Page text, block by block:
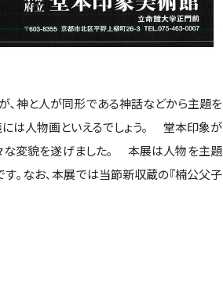
､神と人が同形である神話などから主題を
は人物画といえるでしょう｡ 堂本印象が
な変貌を遂げました｡ 本展は人物を主題
｡なお､本展では当節新収蔵の『楠公父子